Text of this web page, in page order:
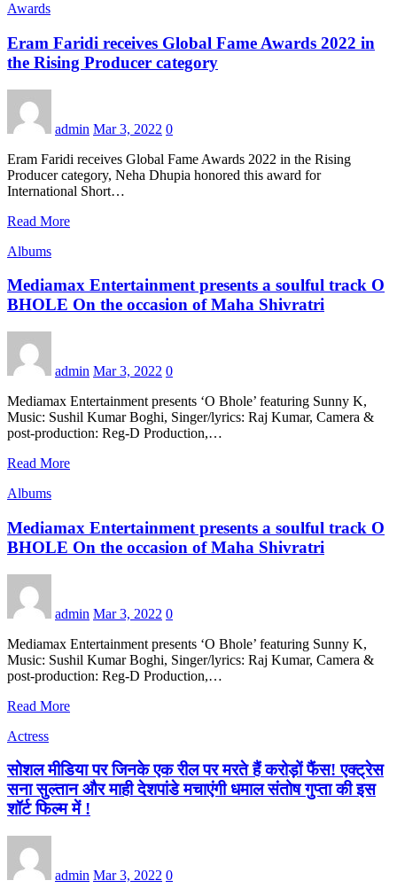
Awards
Eram Faridi receives Global Fame Awards 2022 in
the Rising Producer category
admin Mar 3, 2022 0
Eram Faridi receives Global Fame Awards 2022 in the Rising
Producer category, Neha Dhupia honored this award for
International Short…
Read More
Albums
Mediamax Entertainment presents a soulful track O
BHOLE On the occasion of Maha Shivratri
admin Mar 3, 2022 0
Mediamax Entertainment presents ‘O Bhole’ featuring Sunny K,
Music: Sushil Kumar Boghi, Singer/lyrics: Raj Kumar, Camera &
post-production: Reg-D Production,…
Read More
Albums
Mediamax Entertainment presents a soulful track O
BHOLE On the occasion of Maha Shivratri
admin Mar 3, 2022 0
Mediamax Entertainment presents ‘O Bhole’ featuring Sunny K,
Music: Sushil Kumar Boghi, Singer/lyrics: Raj Kumar, Camera &
post-production: Reg-D Production,…
Read More
Actress
सोशल मीडिया पर जिनके एक रील पर मरते हैं करोड़ों फैंस! एक्ट्रेस
सना सुल्तान और माही देशपांडे मचाएंगी धमाल संतोष गुप्ता की इस
शॉर्ट फिल्म में !
admin Mar 3, 2022 0